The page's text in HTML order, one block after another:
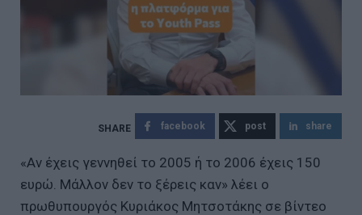
facebook post share
«Αν έχεις γεννηθεί το 2005 ή το 2006 έχεις 150
ευρώ. Μάλλον δεν το ξέρεις καν» λέει ο
πρωθυπουργός Κυριάκος Μητσοτάκης σε βίντεο